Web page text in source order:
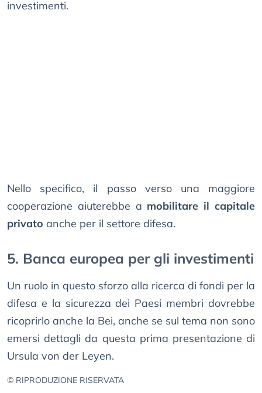
investimenti.
Nello specifico, il passo verso una maggiore
cooperazione aiuterebbe a mobilitare il capitale
privato anche per il settore difesa.
5. Banca europea per gli investimenti
Un ruolo in questo sforzo alla ricerca di fondi per la
difesa e la sicurezza dei Paesi membri dovrebbe
ricoprirlo anche la Bei, anche se sul tema non sono
emersi dettagli da questa prima presentazione di
Ursula von der Leyen.
© RIPRODUZIONE RISERVATA